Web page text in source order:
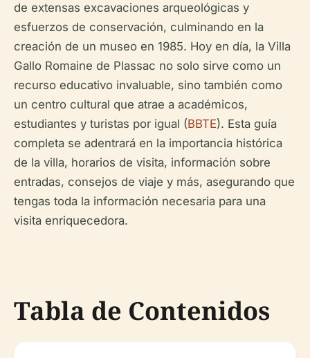
de extensas excavaciones arqueológicas y
esfuerzos de conservación, culminando en la
creación de un museo en 1985. Hoy en día, la Villa
Gallo Romaine de Plassac no solo sirve como un
recurso educativo invaluable, sino también como
un centro cultural que atrae a académicos,
estudiantes y turistas por igual (BBTE). Esta guía
completa se adentrará en la importancia histórica
de la villa, horarios de visita, información sobre
entradas, consejos de viaje y más, asegurando que
tengas toda la información necesaria para una
visita enriquecedora.
Tabla de Contenidos